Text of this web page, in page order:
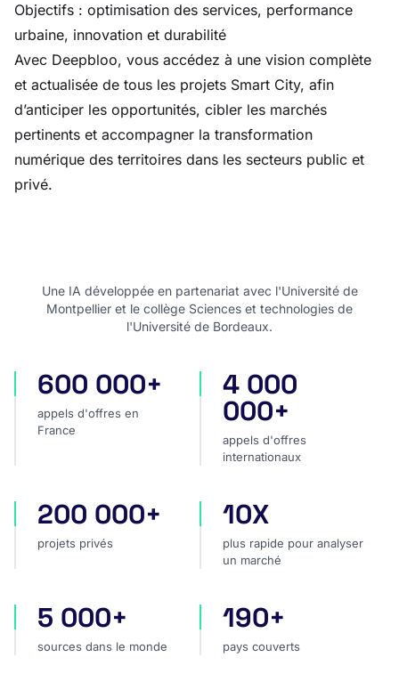
Objectifs : optimisation des services, performance
urbaine, innovation et durabilité
Avec Deepbloo, vous accédez à une vision complète
et actualisée de tous les projets Smart City, afin
d’anticiper les opportunités, cibler les marchés
pertinents et accompagner la transformation
numérique des territoires dans les secteurs public et
privé.
Une IA développée en partenariat avec l'Université de
Montpellier et le collège Sciences et technologies de
l'Université de Bordeaux.
appels d'offres en France
600 000+
appels d'offres en
France
appels d'offres
4 000
000+
appels d'offres
internationaux
projets privés
200 000+
projets privés
plus rapide pour analyser
10X
plus rapide pour analyser
un marché
sources dans le monde
5 000+
sources dans le monde
pays couverts
190+
pays couverts